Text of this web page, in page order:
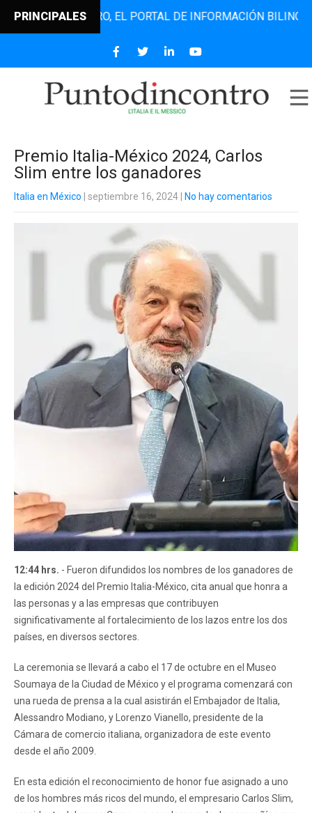
PRINCIPALESEL PORTAL DE INFORMACIÓN BILINGÜE
Premio Italia-México 2024, Carlos
Slim entre los ganadores
Italia en México | septiembre 16, 2024 No hay comentarios
12:44 hrs. - Fueron difundidos los nombres de los ganadores de
la edición 2024 del Premio Italia-México, cita anual que honra a
las personas y a las empresas que contribuyen
significativamente al fortalecimiento de los lazos entre los dos
países, en diversos sectores.
La ceremonia se llevará a cabo el 17 de octubre en el Museo
Soumaya de la Ciudad de México y el programa comenzará con
una rueda de prensa a la cual asistirán el Embajador de Italia,
Alessandro Modiano, y Lorenzo Vianello, presidente de la
Cámara de comercio italiana, organizadora de este evento
desde el año 2009.
En esta edición el reconocimiento de honor fue asignado a uno
de los hombres más ricos del mundo, el empresario Carlos Slim,